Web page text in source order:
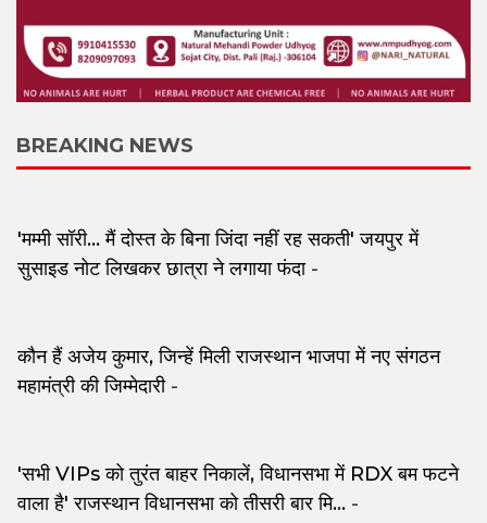
BREAKING NEWS
'मम्मी सॉरी... मैं दोस्त के बिना जिंदा नहीं रह सकती' जयपुर में
सुसाइड नोट लिखकर छात्रा ने लगाया फंदा-
कौन हैं अजेय कुमार, जिन्हें मिली राजस्थान भाजपा में नए संगठन
महामंत्री की जिम्मेदारी-
'सभी VIPs को तुरंत बाहर निकालें, विधानसभा में RDX बम फटने
वाला है' राजस्थान विधानसभा को तीसरी बार मि... -